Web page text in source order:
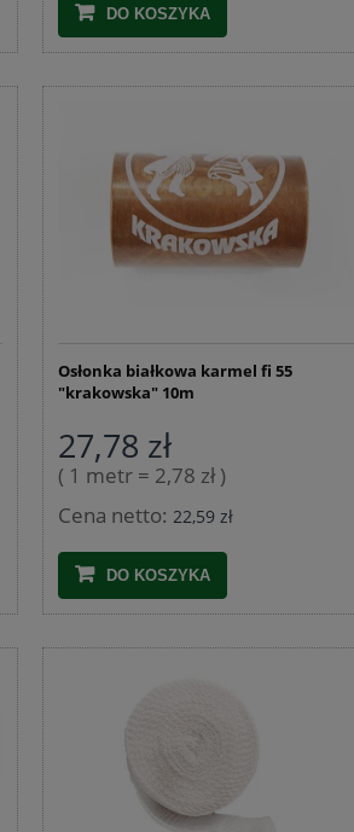
209,99 zł
Cena regularna:245,99 zł
Najniższa cena:245,99 zł
DO KOSZYKA
Osłonka białkowa karmel fi 55
"krakowska" 10m
27,78 zł
( 1 metr = 2,78 zł )
Cena netto: 22,59 zł
DO KOSZYKA